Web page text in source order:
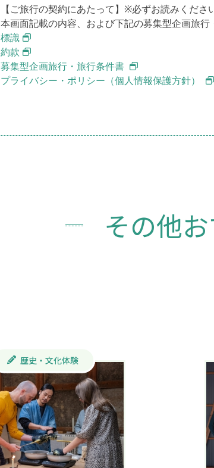
【ご旅行の契約にあたって】※必ずお読みくださ
本画面記載の内容、および下記の募集型企画旅
標識
約款
募集型企画旅行・旅行条件書
プライバシー・ポリシー（個人情報保護方針）
その他
歴史・文化体験